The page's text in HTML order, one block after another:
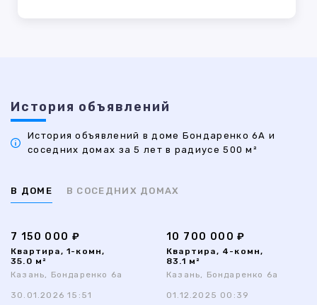
История объявлений
История объявлений в доме Бондаренко 6А и
соседних домах за 5 лет в радиусе 500 м²
В ДОМЕ В СОСЕДНИХ ДОМАХ
7 150 000 ₽
Квартира, 1-комн,
35.0 м²
Казань, Бондаренко 6а
30.01.2026 15:51
10 700 000 ₽
Квартира, 4-комн,
83.1 м²
Казань, Бондаренко 6а
01.12.2025 00:39